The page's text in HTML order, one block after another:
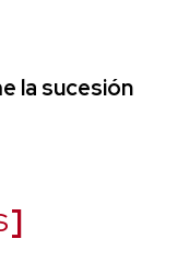
la sucesión